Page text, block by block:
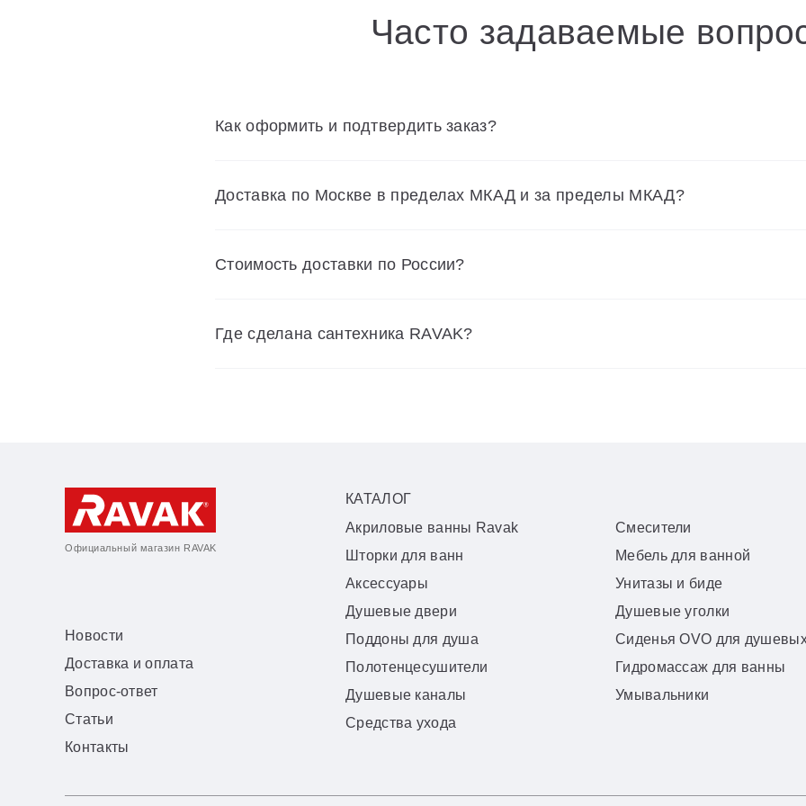
Часто задаваемые
Как оформить и подтвердить заказ?
Доставка по Москве в пределах МКАД и за пределы МКАД?
Cтоимость доставки по России?
Где сделана сантехника RAVAK?
Официальный магазин RAVAK
Новости
Доставка и оплата
Вопрос-ответ
Статьи
Контакты
КАТАЛОГ
Акриловые ванны Ravak
Смесители
Шторки для ванн
Мебель для ванной
Аксессуары
Унитазы и биде
Душевые двери
Душевые уголки
Поддоны для душа
Сиденья OVO для
Полотенцесушители
Гидромассаж для ванны
Душевые каналы
Умывальники
Средства ухода